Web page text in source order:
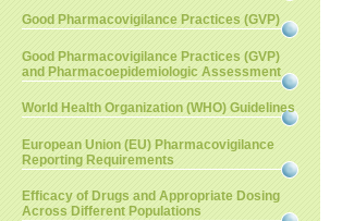
Good Pharmacovigilance Practices (GVP)
Good Pharmacovigilance Practices (GVP)
and Pharmacoepidemiologic Assessment
World Health Organization (WHO) Guidelines
European Union (EU) Pharmacovigilance
Reporting Requirements
Efficacy of Drugs and Appropriate Dosing
Across Different Populations